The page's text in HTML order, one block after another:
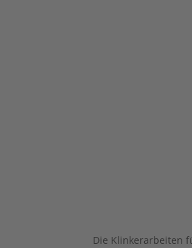
Die Klinkerarbeiten